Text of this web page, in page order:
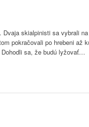
Dvaja skialpinisti sa vybrali
pokračovali po hrebeni až
sa, že budú lyžovať…